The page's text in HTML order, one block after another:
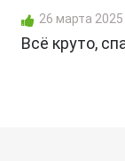
26 марта 2025
Всё круто,